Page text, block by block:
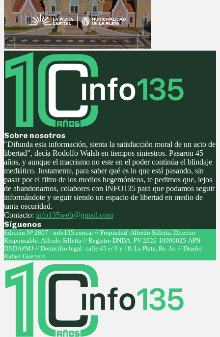
Sobre nosotros
"Difunda esta información, sienta la satisfacción moral de un acto de
libertad”, decía Rodolfo Walsh en tiempos siniestros. Pasaron 45
años, y aunque el macrismo no este en el poder continúa el blindaje
mediático. Justamente, para saber qué es lo que está pasando, sin
pasar por el filtro de los medios hegemónicos, te pedimos que, lejos
de abandonarnos, colabores con INFO135 para que podamos seguir
informándote y seguir siendo un espacio de libertad en medio de
tanta oscuridad.
Contacto: info135web@gmail.com
Síguenos
Facebook
Twitter
Instagram
Youtube
Edición Nº 2807 - info135.com.ar // Propiedad: Alfredo Silletta. Director
Responsable: Alfredo Silletta // Registro DNDA: PV-2026-10090025-APN-
DNDA#MJ // Domicilio legal: calle 45 e/ 9 y 10, La Plata, Bs. As. // Diseño:
Rafael Guerrero